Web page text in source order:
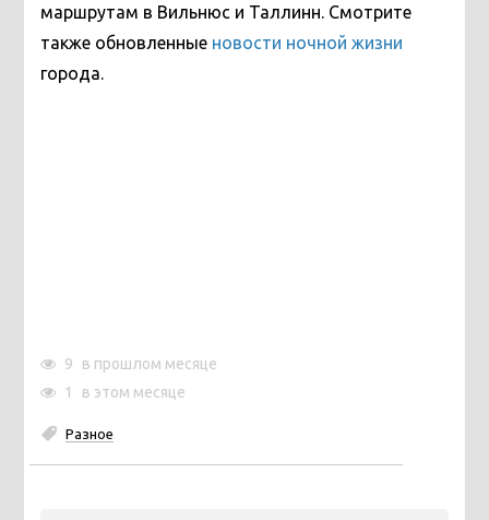
маршрутам в Вильнюс и Таллинн. Смотрите
также обновленные новости ночной жизни
города.
9
в прошлом месяце
1
в этом месяце
Разное